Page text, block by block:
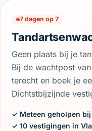
7 dagen op 7
Geen plaats bij je
Bij de wachtpost van
terecht en boek je
Dichtstbijzijnde
✓ Meteen geholpen
✓ 10 vestigingen in